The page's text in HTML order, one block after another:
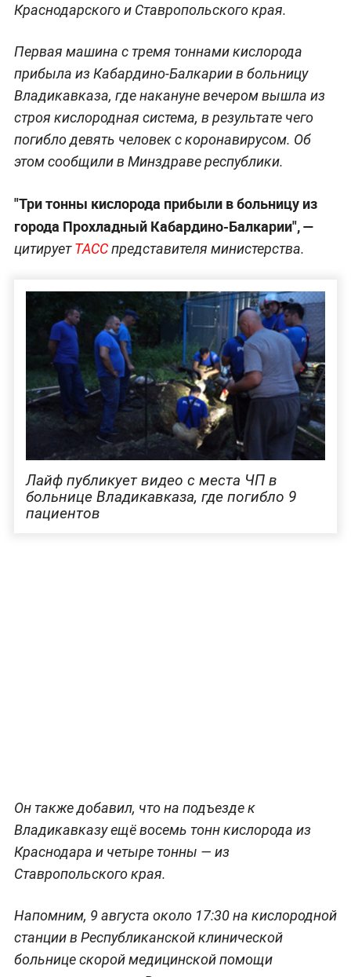
Краснодарского и Ставропольского края.
Первая машина с тремя тоннами кислорода
прибыла из Кабардино-Балкарии в больницу
Владикавказа, где накануне вечером вышла из
строя кислородная система, в результате чего
погибло девять человек с коронавирусом. Об
этом сообщили в Минздраве республики.
"Три тонны кислорода прибыли в больницу из
города Прохладный Кабардино-Балкарии", —
цитируетТАССпредставителя министерства.
Лайф публикует видео с места ЧП в
больнице Владикавказа, где погибло 9
пациентов
Он также добавил, что на подъезде к
Владикавказу ещё восемь тонн кислорода из
Краснодара и четыре тонны — из
Ставропольского края.
Напомним, 9 августа около 17:30 на кислородной
станции в Республиканской клинической
больнице скорой медицинской помощи